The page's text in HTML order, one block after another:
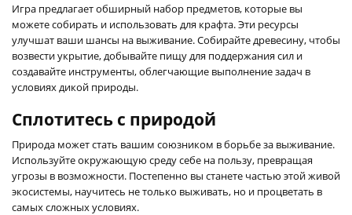
Игра предлагает обширный набор предметов, которые вы
можете собирать и использовать для крафта. Эти ресурсы
улучшат ваши шансы на выживание. Собирайте древесину, чтобы
возвести укрытие, добывайте пищу для поддержания сил и
создавайте инструменты, облегчающие выполнение задач в
условиях дикой природы.
Сплотитесь с природой
Природа может стать вашим союзником в борьбе за выживание.
Используйте окружающую среду себе на пользу, превращая
угрозы в возможности. Постепенно вы станете частью этой живой
экосистемы, научитесь не только выживать, но и процветать в
самых сложных условиях.